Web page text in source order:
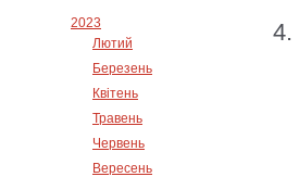
2023
Лютий
Березень
Квітень
Травень
Червень
Вересень